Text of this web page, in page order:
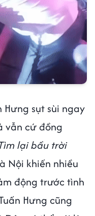
sụt sùi ngay
vẫn cứ đồng
lại bầu trời
Nội khiến nhiều
động trước tình
Hưng cũng